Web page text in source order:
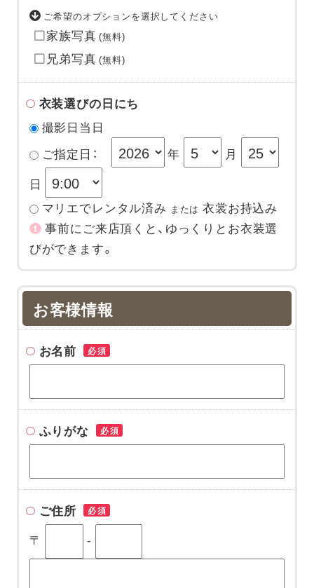
ご希望のオプションを選択してください
家族写真 (無料)
兄弟写真 (無料)
衣装選びの日にち
撮影日当日
ご指定日：
年
月
日
マリエでレンタル済み または 衣裳お持込み
事前にご来店頂くと、ゆっくりとお衣装選
びができます。
お客様情報
お名前 必須
ふりがな 必須
ご住所 必須
〒 -